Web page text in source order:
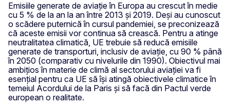
Emisiile generate de aviație în Europa au crescut în medie
cu 5 % de la an la an între 2013 și 2019. Deși au cunoscut
o scădere puternică în cursul pandemiei, se preconizează
că aceste emisii vor continua să crească. Pentru a atinge
neutralitatea climatică, UE trebuie să reducă emisiile
generate de transporturi, inclusiv de aviație, cu 90 % până
în 2050 (comparativ cu nivelurile din 1990). Obiectivul mai
ambițios în materie de climă al sectorului aviației va fi
esențial pentru ca UE să își atingă obiectivele climatice în
temeiul Acordului de la Paris și să facă din Pactul verde
european o realitate.